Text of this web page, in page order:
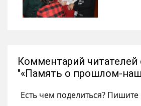
Комментарий читателей
"«Память о прошлом-
Есть чем поделиться?